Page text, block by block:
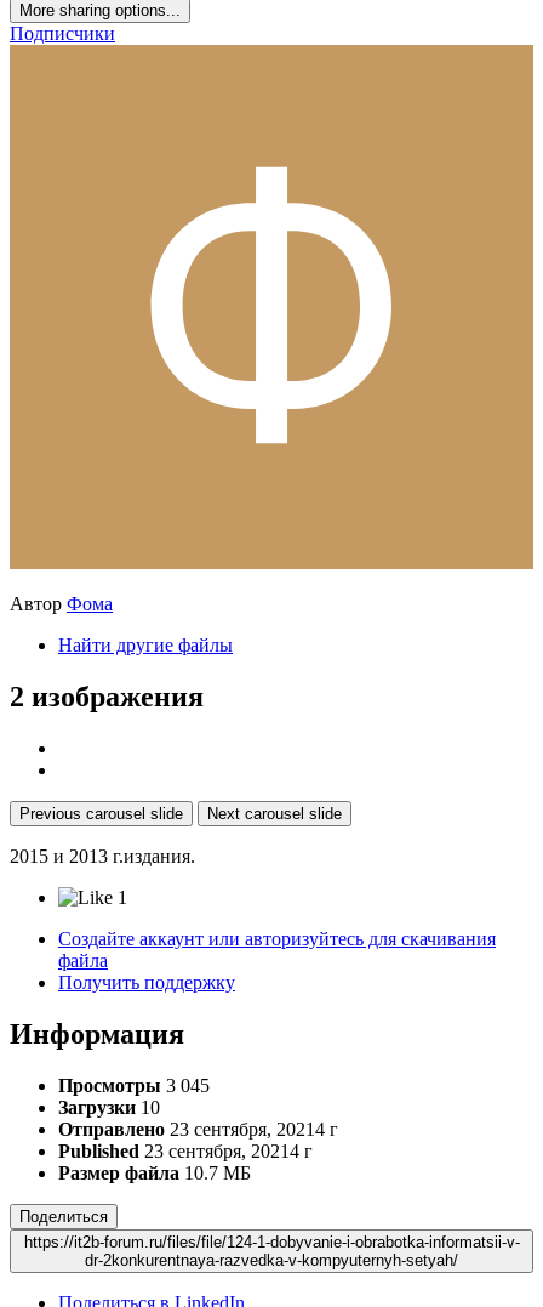
More sharing options...
Подписчики
Автор Фома
Найти другие файлы
2 изображения
Previous carousel slide Next carousel slide
2015 и 2013 г.издания.
1
Создайте аккаунт или авторизуйтесь для скачивания
файла
Получить поддержку
Информация
Просмотры 3 045
Загрузки 10
Отправлено 23 сентября, 20214 г
Published 23 сентября, 20214 г
Размер файла 10.7 МБ
Поделиться
https://it2b-forum.ru/files/file/124-1-dobyvanie-i-obrabotka-informatsii-v-
dr-2konkurentnaya-razvedka-v-kompyuternyh-setyah/
Поделиться в LinkedIn